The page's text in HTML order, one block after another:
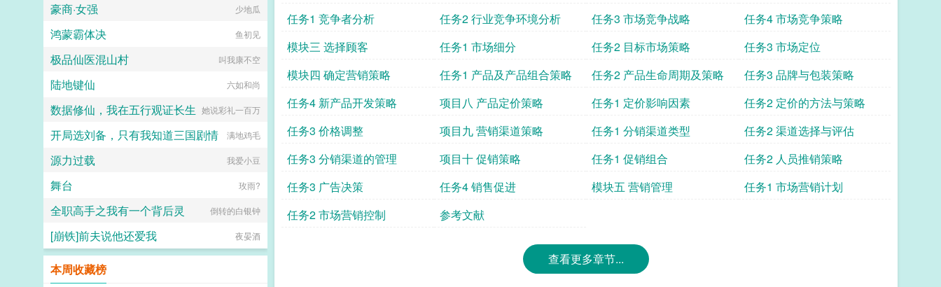
因素
任务1 竞争者分析
任务2 行业竞争环境分析 任务3 市场竞争战略
任务4 市场竞争策略
模块三 选择顾客
任务1 市场细分 任务2 目标市场策略
任务3 市场定位
模块四 确定营销策略
任务1 产品及产品组合策略 任务2 产品生命周期及策略
任务3 品牌与包装策略
任务4 新产品开发策略
项目八 产品定价策略 任务1 定价影响因素
任务2 定价的方法与策略
任务3 价格调整
项目九 营销渠道策略 任务1 分销渠道类型
任务2 渠道选择与评估
任务3 分销渠道的管理
项目十 促销策略 任务1 促销组合
任务2 人员推销策略
任务3 广告决策
任务4 销售促进 模块五 营销管理
任务1 市场营销计划
任务2 市场营销控制
参考文献
查看更多章节...
豪商·女强 少地瓜
鸿蒙霸体决 鱼初见
极品仙医混山村 叫我康不空
陆地键仙 六如和尚
数据修仙，我在五行观证长生 她说彩礼一百万
开局选刘备，只有我知道三国剧情 满地鸡毛
源力过载 我爱小豆
舞台 玫雨?
全职高手之我有一个背后灵 倒转的白银钟
[崩铁]前夫说他还爱我 夜晏酒
本周收藏榜